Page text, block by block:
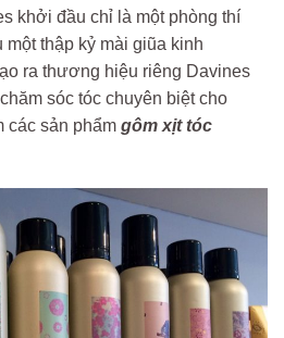
khởi đầu chỉ là một phòng thí
thập kỷ mài giũa kinh
ra thương hiệu riêng Davines
sóc tóc chuyên biệt cho
các sản phẩm gôm xịt tóc